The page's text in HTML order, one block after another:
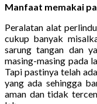
Manfaat memakai
Peralatan alat
cukup banyak
sarung tangan dan
masing-masing pada
Tapi pastinya telah
yang ada sehingga
aman dan tidak